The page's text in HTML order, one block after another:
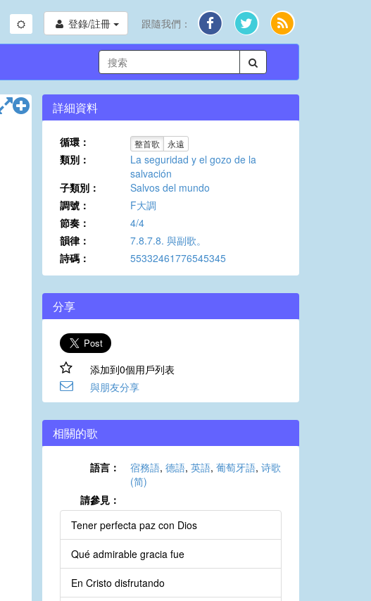
登錄/註冊 跟隨我們：
詳細資料
循環： 整首歌 永遠
類別：
La seguridad y el gozo de la
salvación
子類別：
Salvos del mundo
調號：
F大調
節奏：
4/4
韻律：
7.8.7.8. 與副歌。
詩碼：
55332461776545345
分享
添加到0個用戶列表
與朋友分享
相關的歌
語言： 宿務語, 德語, 英語, 葡萄牙語, 诗歌
(简)
請參見：
Tener perfecta paz con Dios
Qué admirable gracia fue
En Cristo disfrutando